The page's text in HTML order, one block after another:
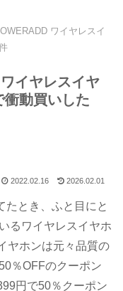
ワイヤレスイ
イヤレスイヤ
動買いした
2022.02.16 2026.02.01
たとき、ふと目にと
るワイヤレスイヤホ
ヤホンは元々品質の
％OFFのクーポン
円で50％クーポン